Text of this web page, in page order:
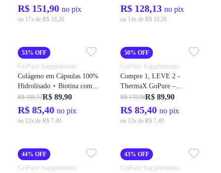
Peso, Emagrecimento
R$ 151,90 no pix
ou 17x de R$ 10,26
R$ 128,13 no pix
ou 14x de R$ 10,36
53% OFF
GoPure Supplements
Colágeno em Cápsulas 100%
Hidrolisado + Biotina com
Vitamina C Coenzima Q10 +
Biotina
R$ 189,57R$ 89,90
R$ 85,40 no pix
ou 12x de R$ 7,49
50% OFF
GoPure Supplements
Compre 1, LEVE 2 -
ThermaX GoPure –
Suplemento Pré-Treino
EXTRA-FORTE para
Energia, foco e Performance
R$ 179,98R$ 89,90
R$ 85,40 no pix
ou 12x de R$ 7,49
44% OFF
GoPure Supplements
43% OFF
GoPure Supplements